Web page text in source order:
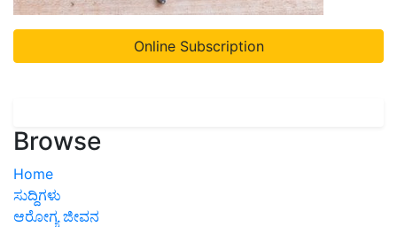
Online Subscription
Browse
Home
ಸುದ್ದಿಗಳು
ಆರೋಗ್ಯ ಜೀವನ